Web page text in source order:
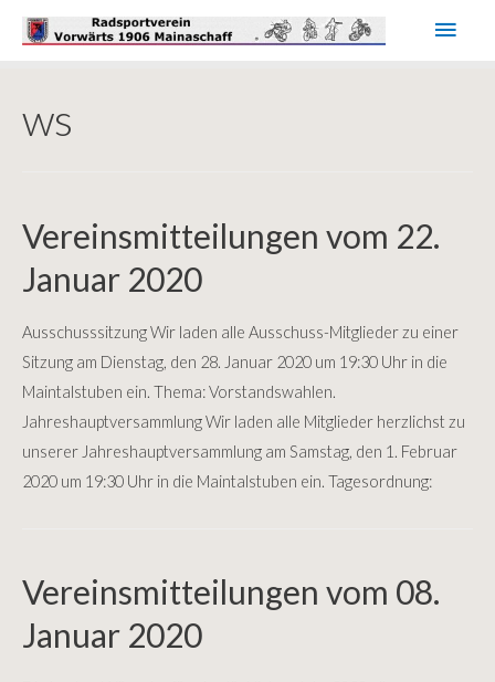
ws
Vereinsmitteilungen vom 22.
Januar 2020
Ausschusssitzung Wir laden alle Ausschuss-Mitglieder zu einer
Sitzung am Dienstag, den 28. Januar 2020 um 19:30 Uhr in die
Maintalstuben ein. Thema: Vorstandswahlen.
Jahreshauptversammlung Wir laden alle Mitglieder herzlichst zu
unserer Jahreshauptversammlung am Samstag, den 1. Februar
2020 um 19:30 Uhr in die Maintalstuben ein. Tagesordnung:
Vereinsmitteilungen vom 08.
Januar 2020